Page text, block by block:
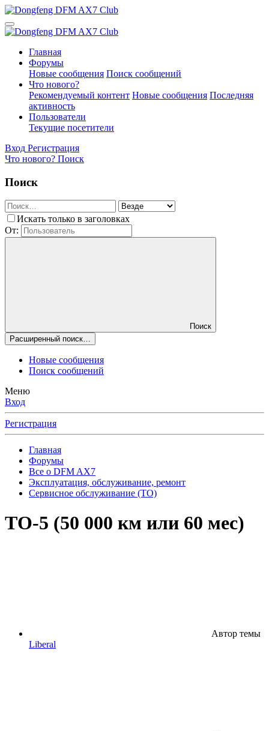
Главная
Форумы
Новые сообщения Поиск сообщений
Что нового?
Рекомендуемый контент Новые сообщения Последняя
активность
Пользователи
Текущие посетители
Вход Регистрация
Что нового? Поиск
Поиск
Искать только в заголовках
От:
Поиск
Расширенный поиск…
Новые сообщения
Поиск сообщений
Меню
Вход
Регистрация
Главная
Форумы
Все о DFM AX7
Эксплуатация, обслуживание, ремонт
Сервисное обслуживание (ТО)
ТО-5 (50 000 км или 60 мес)
Автор темы
Liberal